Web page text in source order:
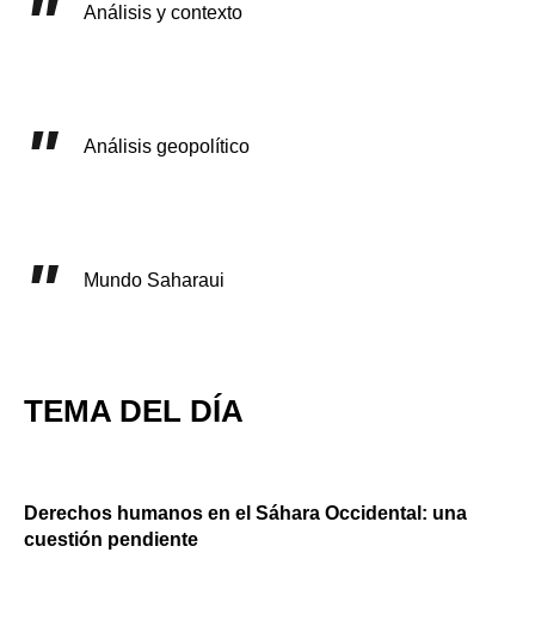
Análisis y contexto
Análisis geopolítico
Mundo Saharaui
TEMA DEL DÍA
Derechos humanos en el Sáhara Occidental: una
cuestión pendiente